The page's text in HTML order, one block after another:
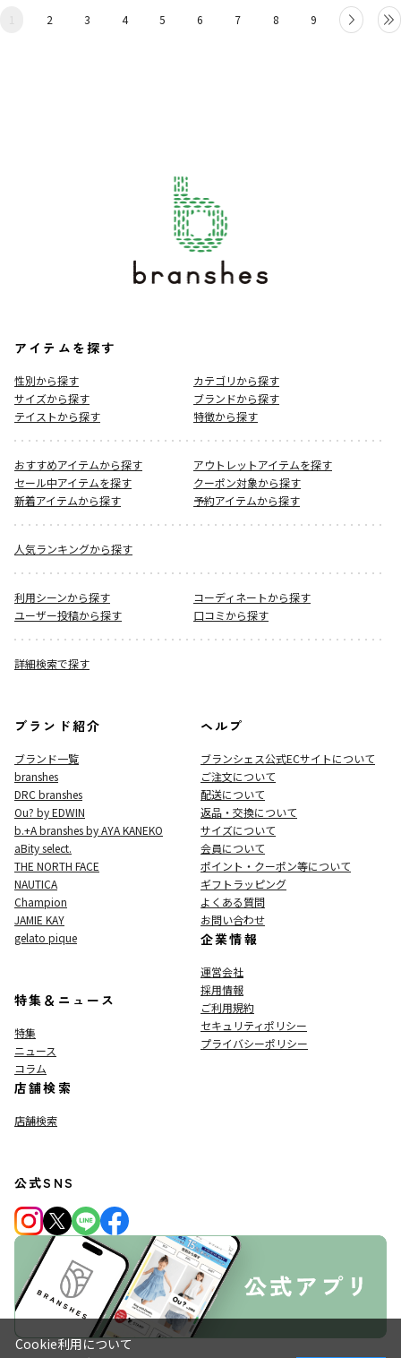
2 3 4 5 6 7 8 9
アイテムを探す
性別から探す
カテゴリから探す
サイズから探す
ブランドから探す
テイストから探す
特徴から探す
おすすめアイテムから探す
アウトレットアイテムを探す
セール中アイテムを探す
クーポン対象から探す
新着アイテムから探す
予約アイテムから探す
人気ランキングから探す
利用シーンから探す
コーディネートから探す
ユーザー投稿から探す
口コミから探す
詳細検索で探す
ブランド紹介
ブランド一覧
branshes
DRC branshes
Ou? by EDWIN
b.+A branshes by AYA KANEKO
aBity select.
THE NORTH FACE
NAUTICA
Champion
JAMIE KAY
gelato pique
特集＆ニュース
特集
ニュース
コラム
店舗検索
店舗検索
ヘルプ
ブランシェス公式ECサイトについて
ご注文について
配送について
返品・交換について
サイズについて
会員について
ポイント・クーポン等について
ギフトラッピング
よくある質問
お問い合わせ
企業情報
運営会社
採用情報
ご利用規約
セキュリティポリシー
プライバシーポリシー
公式SNS
Cookie利用について